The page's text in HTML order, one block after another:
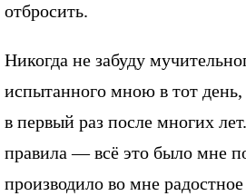
отбросить.
Никогда не забуду
испытанного мною в тот день,
в первый раз после многих
правила — всё это было мне
производило во мне